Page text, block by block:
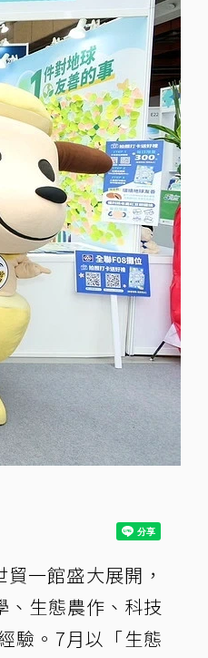
一館盛大展開，
、生態農作、科技
驗。7月以「生態